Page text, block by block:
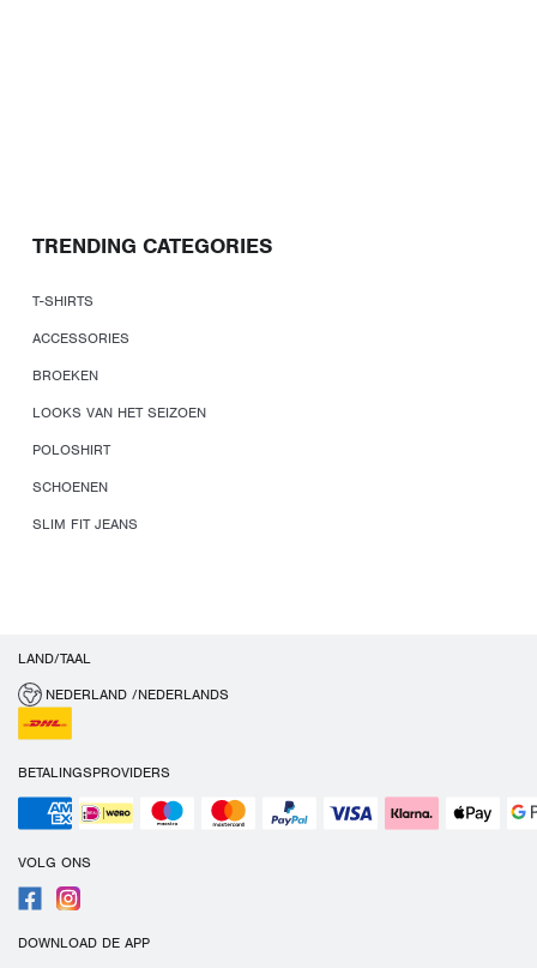
TRENDING CATEGORIES
T-SHIRTS
ACCESSORIES
BROEKEN
LOOKS VAN HET SEIZOEN
POLOSHIRT
SCHOENEN
SLIM FIT JEANS
LAND/TAAL
NEDERLAND /NEDERLANDS
BETALINGSPROVIDERS
VOLG ONS
DOWNLOAD DE APP